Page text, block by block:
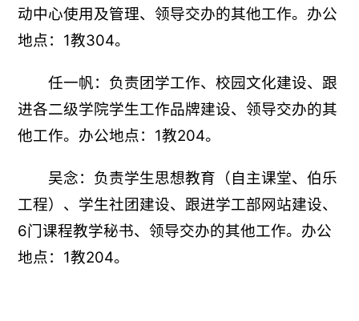
动中心使用及管理、领导交办的其他工作。办公
地点：1教304。
任一帆：负责团学工作、校园文化建设、跟
进各二级学院学生工作品牌建设、领导交办的其
他工作。办公地点：1教204。
吴念：负责学生思想教育（自主课堂、伯乐
工程）、学生社团建设、跟进学工部网站建设、
6门课程教学秘书、领导交办的其他工作。办公
地点：1教204。